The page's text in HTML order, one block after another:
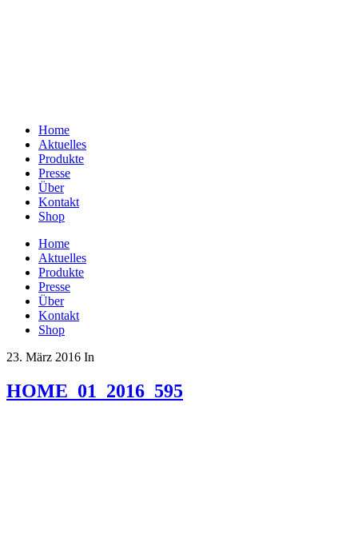
Home
Aktuelles
Produkte
Presse
Über
Kontakt
Shop
Home
Aktuelles
Produkte
Presse
Über
Kontakt
Shop
23. März 2016 In
HOME_01_2016_595